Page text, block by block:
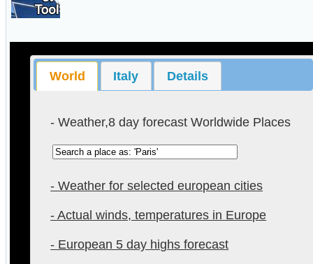
World Italy Details
- Weather,8 day forecast Worldwide Places
- Weather for selected european cities
- Actual winds, temperatures in Europe
- European 5 day highs forecast